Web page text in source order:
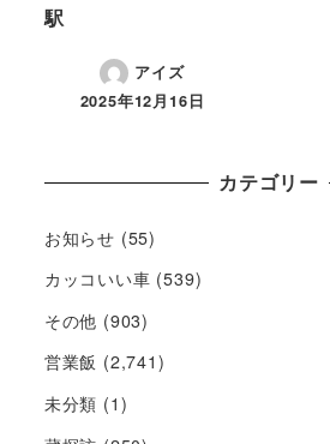
駅
アイズ
2025年12月16日
カテゴリー
お知らせ (55)
カッコいい車 (539)
その他 (903)
営業飯 (2,741)
未分類 (1)